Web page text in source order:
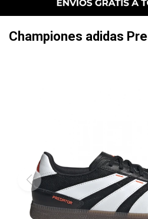
Championes adidas